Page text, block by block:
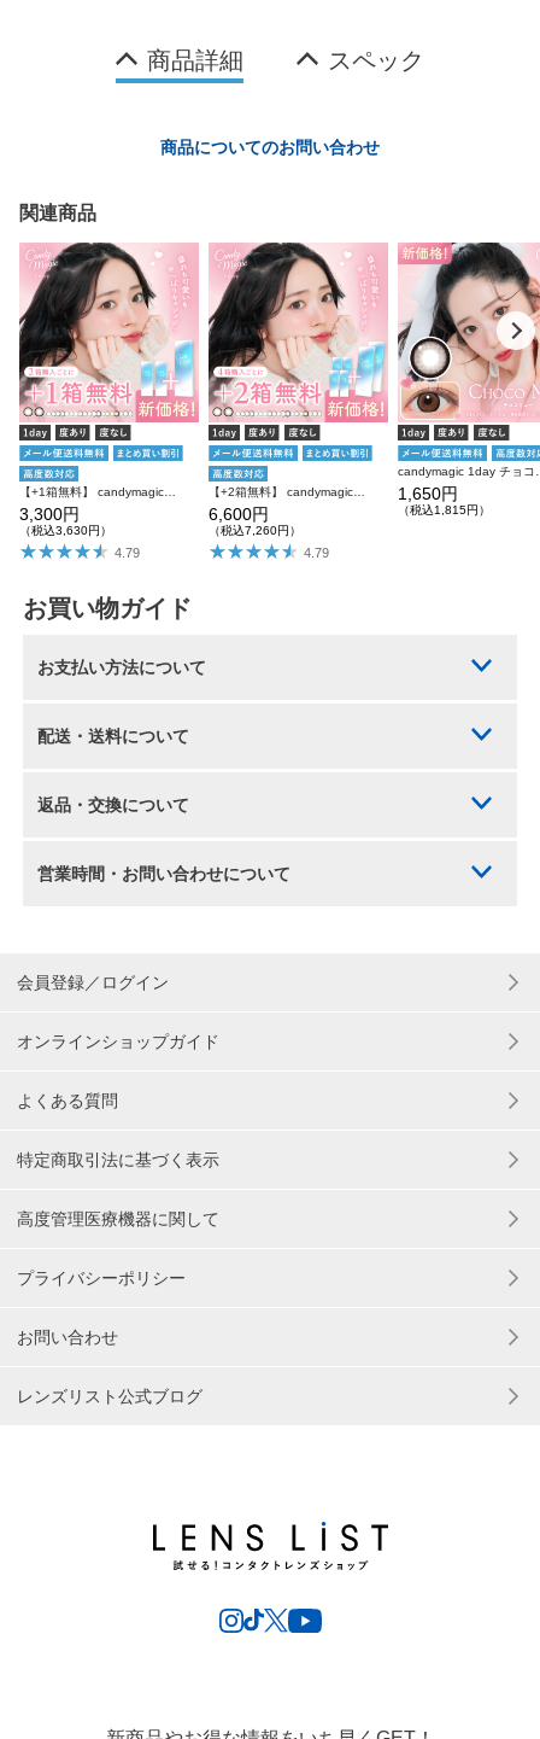
商品詳細 スペック
商品についてのお問い合わせ
関連商品
3,300円
（税込3,630円）
4.79
6,600円
（税込7,260円）
4.79
1,650円
（税込1,815円）
お買い物ガイド
お支払い方法について
配送・送料について
返品・交換について
営業時間・お問い合わせについて
会員登録／ログイン
オンラインショップガイド
よくある質問
特定商取引法に基づく表示
高度管理医療機器に関して
プライバシーポリシー
お問い合わせ
レンズリスト公式ブログ